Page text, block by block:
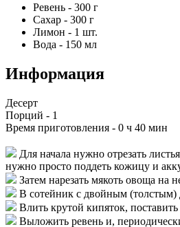
Ревень - 300 г
Сахар - 300 г
Лимон - 1 шт.
Вода - 150 мл
Информация
Десерт
Порций - 1
Время приготовления - 0 ч 40 мин
Для начала нужно отрезать
нужно просто поддеть кожицу и
Затем нарезать мякоть овоща на
В сотейник с двойным (толстым)
Влить крутой кипяток,
Выложить ревень и,